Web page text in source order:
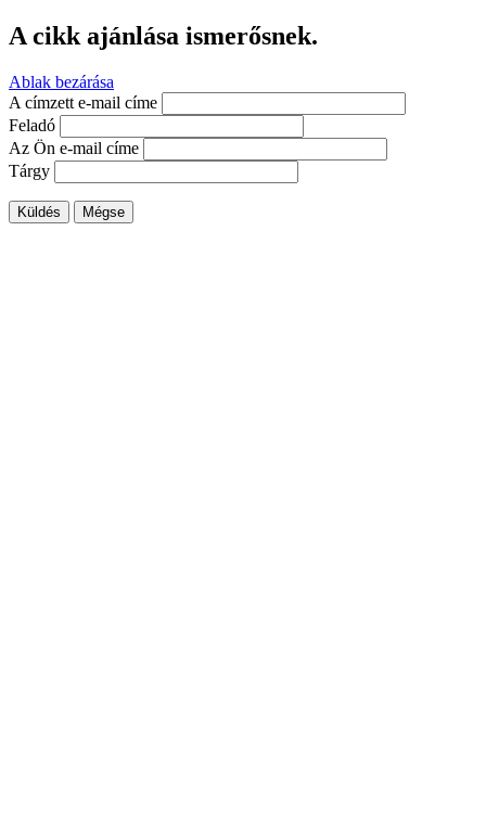
A cikk ajánlása ismerősnek.
Ablak bezárása
A címzett e-mail címe
Feladó
Az Ön e-mail címe
Tárgy
Küldés Mégse